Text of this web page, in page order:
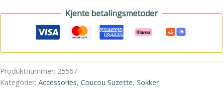
Kjente betalingsmetoder
Produktnummer: 25567
Kategorier: Accessories, Coucou Suzette, Sokker